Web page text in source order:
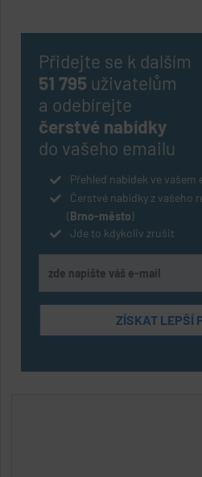
Přidejte se k dalším
51 795 uživatelům
a odebírejte
čerstvé nabídky
do vašeho emailu
Přehled nabídek ve vašem
Čerstvé nabídky z vašeho
(Brno-město)
Jde to kdykoliv zrušit